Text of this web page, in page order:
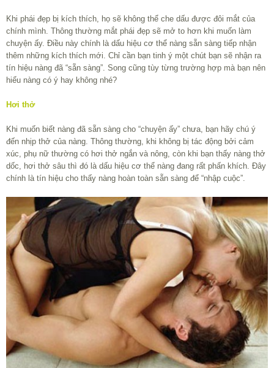
Khi phái đẹp bị kích thích, họ sẽ không thể che dấu được đôi mắt của
chính mình. Thông thường mắt phái đẹp sẽ mở to hơn khi muốn làm
chuyện ấy. Điều này chính là dấu hiệu cơ thể nàng sẵn sàng tiếp nhận
thêm những kích thích mới. Chỉ cần bạn tinh ý một chút bạn sẽ nhận ra
tín hiệu nàng đã “sẵn sàng”. Song cũng tùy từng trường hợp mà bạn nên
hiểu nàng có ý hay không nhé?
Hơi thở
Khi muốn biết nàng đã sẵn sàng cho “chuyện ấy” chưa, bạn hãy chú ý
đến nhịp thở của nàng. Thông thường, khi không bị tác động bởi cảm
xúc, phụ nữ thường có hơi thở ngắn và nông, còn khi bạn thấy nàng thở
dốc, hơi thở sâu thì đó là dấu hiệu cơ thể nàng đang rất phấn khích. Đây
chính là tín hiệu cho thấy nàng hoàn toàn sẵn sàng để “nhập cuộc”.